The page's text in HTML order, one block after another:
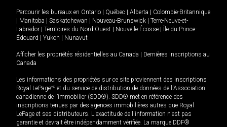
Parcourir les bureaux en Ontario Québec Alberta
Colombie-Britannique
Manitoba Saskatchewan Nouveau-Brunswick
Terre-Neuve-et-
Labrador
Territoires du Nord-Ouest Nouvelle-Écosse
Île-du-Prince-
Édouard
Yukon Nunavut
Afficher les propriétés résidentielles au Canada
Dernières inscriptions au
Canada
Les informations des propriétés sur ce site proviennent des inscriptions
Royal LePageMD et du service de distribution de données de l'Association
canadienne de l’immobilier (SDD®). SDD® met en référence des
inscriptions tenues par des agences immobilières autres que Royal
LePage et ses distributeurs. L'exactitude de l'information n'est pas
garantie et devrait être indépendamment vérifiée. La marque DDF®